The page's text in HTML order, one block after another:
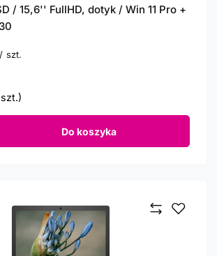
/ 15,6'' FullHD, dotyk / Win 11 Pro +
/ szt.
Do koszyka